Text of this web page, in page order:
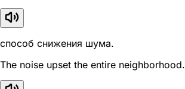
способ снижения шума.
The noise upset the entire neighborhood.